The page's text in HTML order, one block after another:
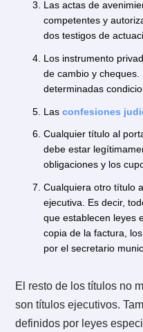
legitimidad del título
él, las condiciones
título ejecutivo, el
complicado.
1.2. ¿Cuáles
Según elartículo 434
Civil , los títulos
Las sentencias
Las copias
Las actas de
competentes y